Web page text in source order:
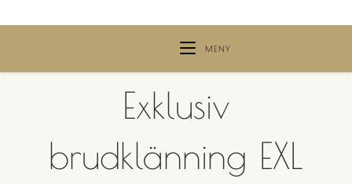
MENY
Exklusiv
brudklänning EXL